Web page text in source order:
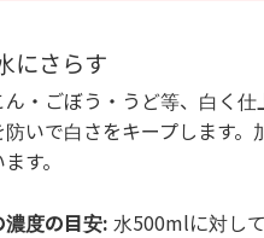
にさらす
ん・ごぼう・うど等、白く
いで白さをキープします
す。
度の目安: 水500mlに対し